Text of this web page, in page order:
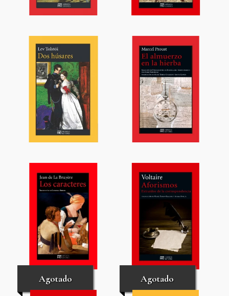
Agotado Agotado